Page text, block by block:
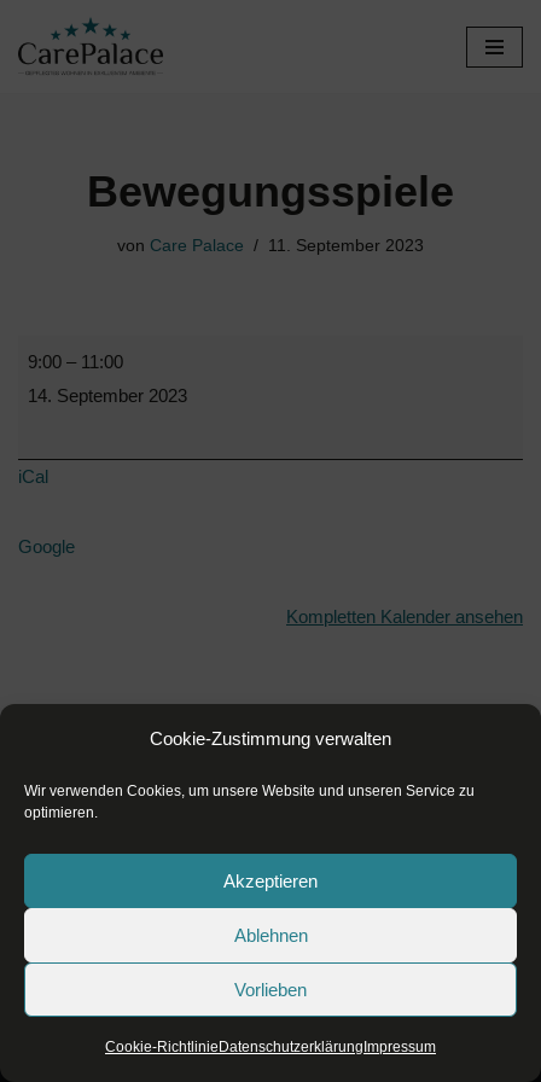
Cookie-Zustimmung verwalten
Wir verwenden Cookies, um unsere Website und unseren Service zu
optimieren.
Akzeptieren
Ablehnen
Vorlieben
Cookie-Richtlinie Datenschutzerklärung Impressum
Zum
Bewegungsspiele
von Care Palace 11. September 2023
9:00 – 11:00
14. September 2023
iCal
Google
Kompletten Kalender ansehen
Neve| Präsentiert vonWordPress